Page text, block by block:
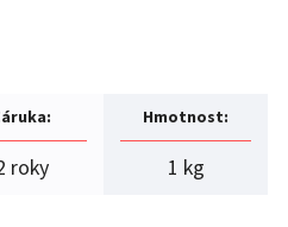
:
roky
Hmotnost:
1 kg